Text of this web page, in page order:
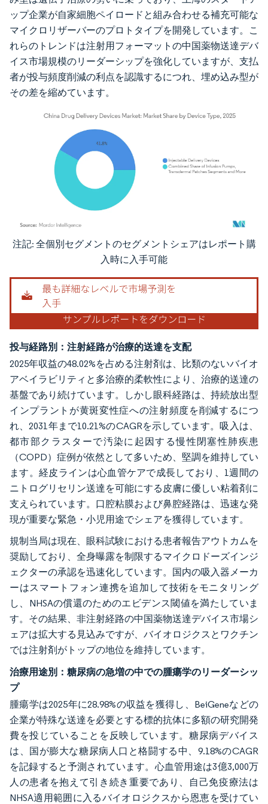
ップ企業が自家細胞ペイロードと組み合わせる補充可能な
マイクロリザーバーのプロトタイプを開発しています。こ
れらのトレンドは注射用フォーマットの中国薬物送達デバ
イス市場規模のリーダーシップを強化していますが、支払
者が投与頻度削減の利点を認識するにつれ、埋め込み型が
その差を縮めています。
画像 © Mordor Intelligence。再利用にはCC BY 4.0の表示が必要です。
注記: 全個別セグメントのセグメントシェアはレポート購
入時に入手可能
投与経路別：注射経路が治療的送達を支配
2025年収益の48.02%を占める注射剤は、比類のないバイオ
アベイラビリティと多治療的柔軟性により、治療的送達の
基盤であり続けています。しかし眼科経路は、持続放出型
インプラントが黄斑変性症への注射頻度を削減するにつ
れ、2031年まで10.21%のCAGRを示しています。吸入は、
都市部クラスターで汚染に起因する慢性閉塞性肺疾患
（COPD）症例が依然として多いため、堅調を維持してい
ます。経皮ラインは心血管ケアで成長しており、1週間の
ニトログリセリン送達を可能にする皮膚に優しい粘着剤に
支えられています。口腔粘膜および鼻腔経路は、迅速な発
現が重要な緊急・小児用途でシェアを獲得しています。
規制当局は現在、眼科試験における患者報告アウトカムを
奨励しており、全身曝露を制限するマイクロドーズインジ
ェクターの承認を迅速化しています。国内の吸入器メーカ
ーはスマートフォン連携を追加して技術をモニタリング
し、NHSAの償還のためのエビデンス閾値を満たしていま
す。その結果、非注射経路の中国薬物送達デバイス市場シ
ェアは拡大する見込みですが、バイオロジクスとワクチン
では注射剤がトップの地位を維持しています。
治療用途別：糖尿病の急増の中での腫瘍学のリーダーシッ
プ
腫瘍学は2025年に28.98%の収益を獲得し、BeiGeneなどの
企業が特殊な送達を必要とする標的抗体に多額の研究開発
費を投じていることを反映しています。糖尿病デバイス
は、国が膨大な糖尿病人口と格闘する中、9.18%のCAGR
を記録すると予測されています。心血管用途は3億3,000万
人の患者を抱えて引き続き重要であり、自己免疫療法は
NHSA適用範囲に入るバイオロジクスから恩恵を受けてい